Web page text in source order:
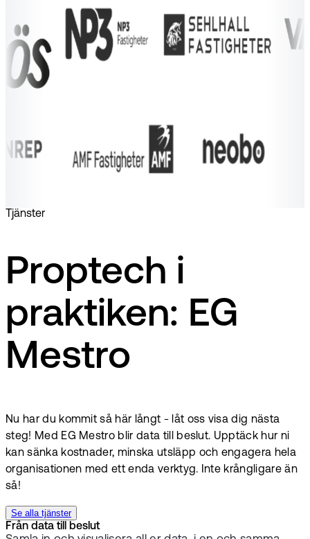
Tjänster
Proptech i
praktiken: EG
Mestro
Nu har du kommit så här långt - låt oss visa dig nästa
steg! Med EG Mestro blir data till beslut. Upptäck hur ni
kan sänka kostnader, minska utsläpp och engagera hela
organisationen med ett enda verktyg. Inte krångligare än
så!
Se alla tjänster
Från data till beslut